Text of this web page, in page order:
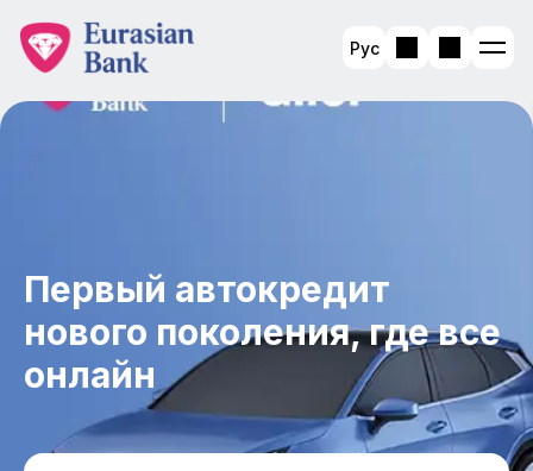
Рус
Первый автокредит
нового поколения, где все
онлайн